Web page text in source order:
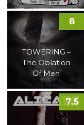
TOWERING –
The Oblation
Of Man
8
7.5